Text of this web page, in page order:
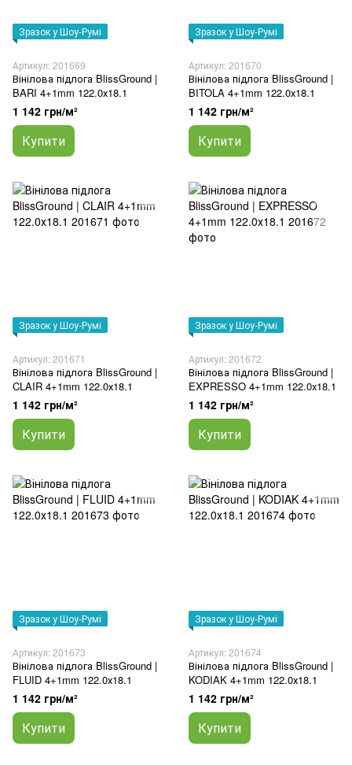
Зразок у Шоу-Румі
Артикул: 201669
Вінілова підлога BlissGround |
BARI 4+1mm 122.0х18.1
1 142 грн/м²
Купити
Зразок у Шоу-Румі
Артикул: 201670
Вінілова підлога BlissGround |
BITOLA 4+1mm 122.0х18.1
1 142 грн/м²
Купити
Зразок у Шоу-Румі
Артикул: 201671
Вінілова підлога BlissGround |
CLAIR 4+1mm 122.0х18.1
1 142 грн/м²
Купити
Зразок у Шоу-Румі
Артикул: 201672
Вінілова підлога BlissGround |
EXPRESSO 4+1mm 122.0х18.1
1 142 грн/м²
Купити
Зразок у Шоу-Румі
Артикул: 201673
Вінілова підлога BlissGround |
FLUID 4+1mm 122.0х18.1
1 142 грн/м²
Купити
Зразок у Шоу-Румі
Артикул: 201674
Вінілова підлога BlissGround |
KODIAK 4+1mm 122.0х18.1
1 142 грн/м²
Купити